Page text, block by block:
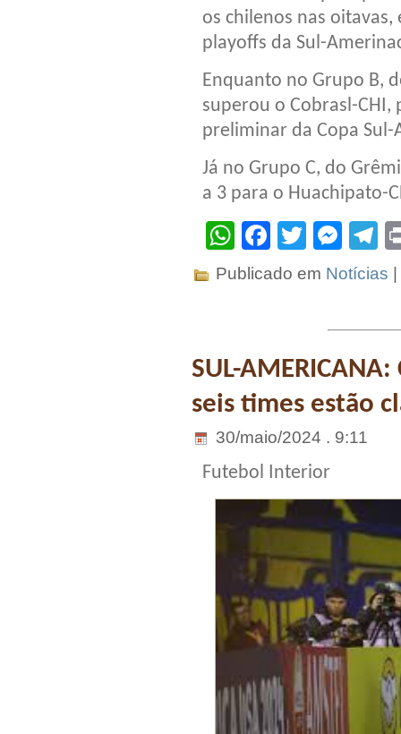
os chilenos nas
playoffs da Sul-
Enquanto no Grupo B,
superou o Cobrasl-CHI,
preliminar da Copa Sul-
Já no Grupo C, do
a 3 para o Huachipato-
WhatsApp
Facebook
Twitter
Publicado em Notícias
SUL-
seis times estão
30/maio/2024 . 9:11
Futebol Interior